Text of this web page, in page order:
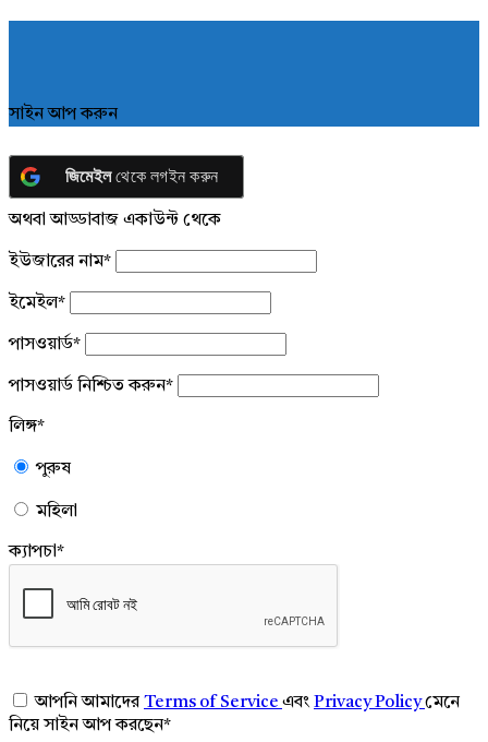
সাইন আপ করুন
জিমেইলথেকে লগইন করুন
অথবা আড্ডাবাজ একাউন্ট থেকে
ইউজারের নাম*
ইমেইল*
পাসওয়ার্ড*
পাসওয়ার্ড নিশ্চিত করুন*
লিঙ্গ*
পুরুষ
মহিলা
ক্যাপচা*
আপনি আমাদেরTerms of Service এবং Privacy Policyমেনে
নিয়ে সাইন আপ করছেন*